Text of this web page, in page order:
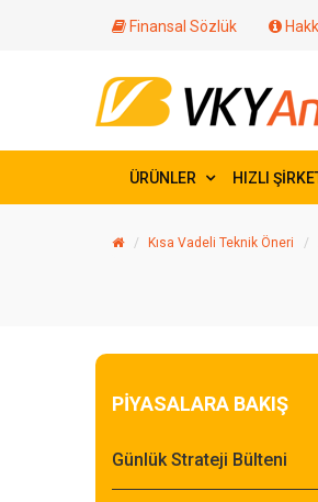
Finansal Sözlük
ÜRÜNLER HIZLI
Kısa Vadeli Teknik Öneri
PİYASALARA BAKIŞ
Günlük Strateji Bülteni